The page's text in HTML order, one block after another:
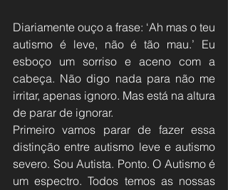
Diariamente ouço a frase: ‘Ah mas o teu
autismo é leve, não é tão mau.’ Eu
esboço um sorriso e aceno com a
cabeça. Não digo nada para não me
irritar, apenas ignoro. Mas está na altura
de parar de ignorar.
Primeiro vamos parar de fazer essa
distinção entre autismo leve e autismo
severo. Sou Autista. Ponto. O Autismo é
um espectro. Todos temos as nossas